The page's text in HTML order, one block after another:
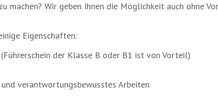
machen? Wir geben Ihnen die Möglichkeit auch ohne
Eigenschaften:
der Klasse B oder B1 ist von Vorteil)
verantwortungsbewusstes Arbeiten